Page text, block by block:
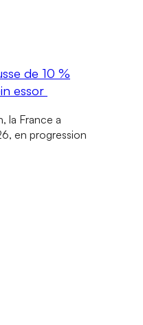
de 10 %
essor
la France a
en progression